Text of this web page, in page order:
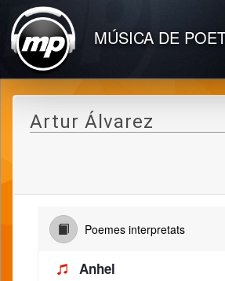
MÚSICA DE
Artur Álvarez
Poemes interpretats
Anhel